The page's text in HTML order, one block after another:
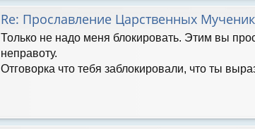
Re: Прославление Царственных
Только не надо меня блокировать. Этим вы
неправоту.
Отговорка что тебя заблокировали, что ты